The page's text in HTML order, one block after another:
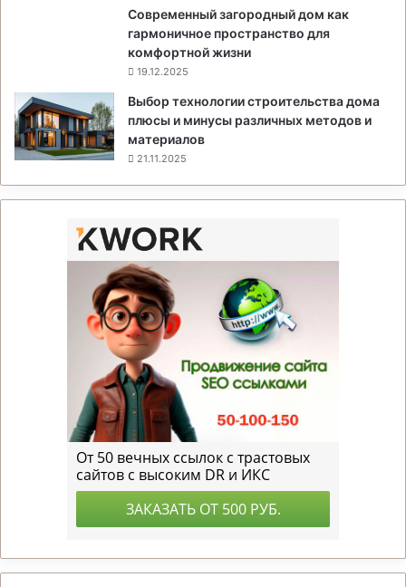
Современный загородный дом как
гармоничное пространство для
комфортной жизни
19.12.2025
Выбор технологии строительства дома
плюсы и минусы различных методов и
материалов
21.11.2025